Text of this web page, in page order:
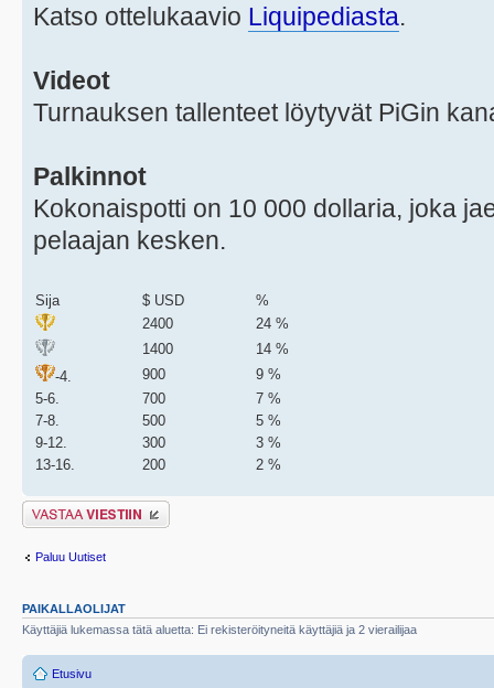
Katso ottelukaavio Liquipediasta.
Videot
Turnauksen tallenteet löytyvät PiGin
Palkinnot
Kokonaispotti on 10 000 dollaria, joka
pelaajan kesken.
Sija $ USD
%
2400
24 %
1400
14 %
-4.
900
9 %
5-6.
700
7 %
7-8.
500
5 %
9-12.
300
3 %
13-16.
200 2 %
Lähetä vastaus
Paluu Uutiset
PAIKALLAOLIJAT
Käyttäjiä lukemassa tätä aluetta: Ei rekisteröityneitä käyttäjiä ja 2 vierailijaa
Etusivu